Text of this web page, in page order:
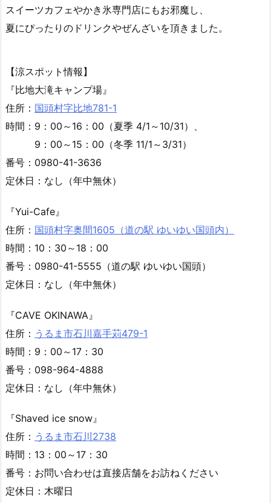
全長１．５ｋｍのトレッキングコースを片道４０分かけて
歩いて紹介します。
的な空間を楽しみました。
スイーツカフェやかき氷専門店にもお邪魔し、
夏にぴったりのドリンクやぜんざいを頂きました。
【涼スポット情報】
『比地大滝キャンプ場』
住所： 国頭村字比地781-1
時間：9：00～16：00（夏季 4/1～10/31）、
9：00～15：00（冬季 11/1～3/31）
番号：0980-41-3636
定休日：なし（年中無休）
『Yui-Cafe』
住所： 国頭村字奥間1605（道の駅 ゆいゆい国頭内）
時間：10：30～18：00
番号：0980-41-5555（道の駅 ゆいゆい国頭）
定休日：なし（年中無休）
『CAVE OKINAWA』
住所： うるま市石川嘉手苅479-1
時間：9：00～17：30